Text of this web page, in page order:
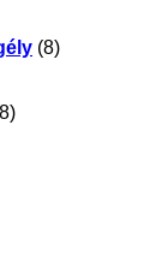
(8)